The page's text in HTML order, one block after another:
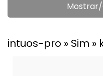
intuos-pro » Sim »